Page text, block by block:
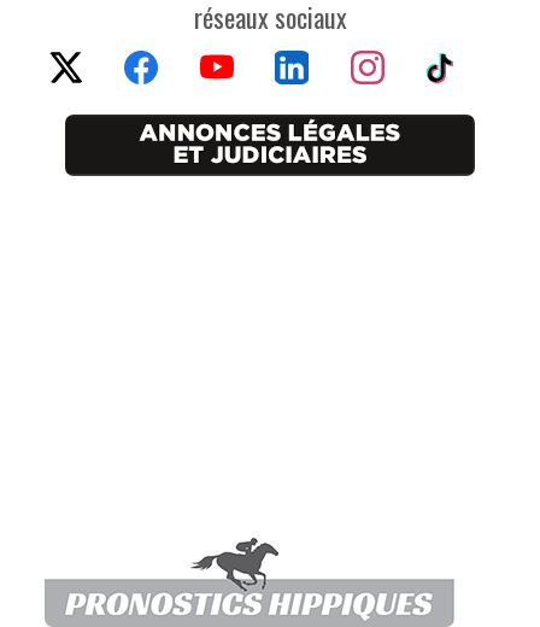
réseaux sociaux